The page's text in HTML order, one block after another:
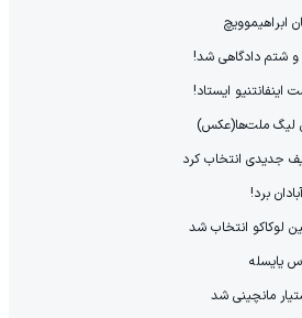
ابراهیموویچ
و شتم دادگاهی شد!
ایستاد!
لیگ ملت‌ها(عکس)
جدیدی انتخاب کرد
برد!
لوکاکو انتخاب شد
یایسله
مانچینی شد